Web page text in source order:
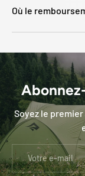
Où le
Soyez le
E-mail